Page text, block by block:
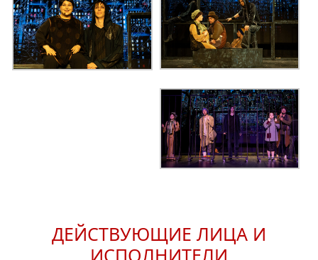
ДЕЙСТВУЮЩИЕ ЛИЦА И